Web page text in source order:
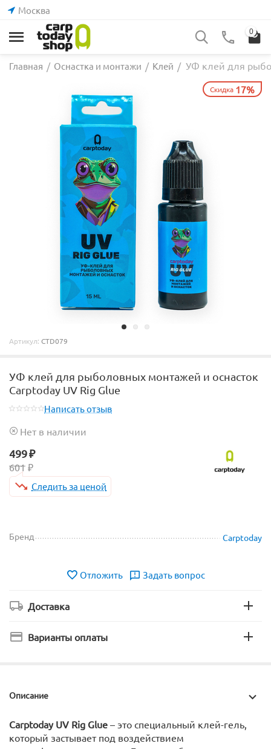
Москва
0
Главная / Оснастка и монтажи / Клей / УФ клей для
Скидка 17%
Артикул: CTD079
УФ клей для рыболовных монтажей и оснасток
Carptoday UV Rig Glue
Написать отзыв
Нет в наличии
499₽
601 ₽
Следить за ценой
Бренд Carptoday
Отложить Задать вопрос
Доставка
Варианты оплаты
Описание
Carptoday UV Rig Glue – это специальный клей-гель,
который застывает под воздействием